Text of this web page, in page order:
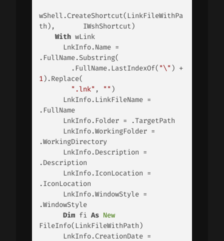
wShell.CreateShortcut(LinkFileWithPa
th),       IWshShortcut)
With wLink
.FullName.Substring(
        .FullName.LastIndexOf(
"\"
1).Replace(
".lnk" , "" )
.FullName
.WorkingDirectory
.Description
.IconLocation
.WindowStyle
Dim fi As New
FileInfo(LinkFileWithPath)